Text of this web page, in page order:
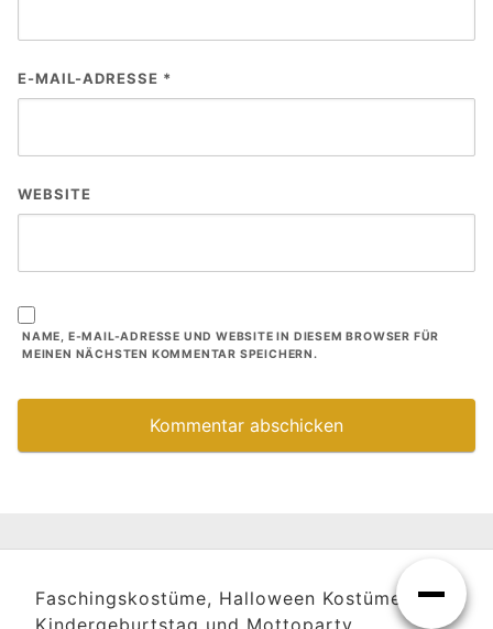
E-MAIL-ADRESSE *
WEBSITE
NAME, E-MAIL-ADRESSE UND WEBSITE IN DIESEM BROWSER FÜR
MEINEN NÄCHSTEN KOMMENTAR SPEICHERN.
Faschingskostüme, Halloween Kostüme,
Kindergeburtstag und Mottoparty